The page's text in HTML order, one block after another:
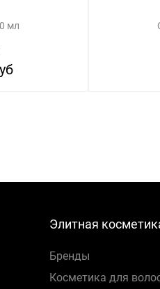
мл
Элитная
Бренды
Косметика для